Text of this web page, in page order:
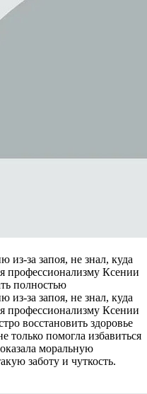
из-за запоя, не знал, куда
профессионализму Ксении
полностью
из-за запоя, не знал, куда
профессионализму Ксении
восстановить здоровье
только помогла избавиться
моральную
заботу и чуткость.